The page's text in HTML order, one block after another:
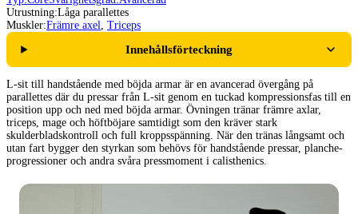
Utrustning:Låga parallettes
Muskler:Främre axel, Triceps
Innehållsförteckning
L-sit till handstående med böjda armar är en avancerad övergång på
parallettes där du pressar från L-sit genom en tuckad kompressionsfas till en
position upp och ned med böjda armar. Övningen tränar främre axlar,
triceps, mage och höftböjare samtidigt som den kräver stark
skulderbladskontroll och full kroppsspänning. När den tränas långsamt och
utan fart bygger den styrkan som behövs för handstående pressar, planche-
progressioner och andra svåra pressmoment i calisthenics.